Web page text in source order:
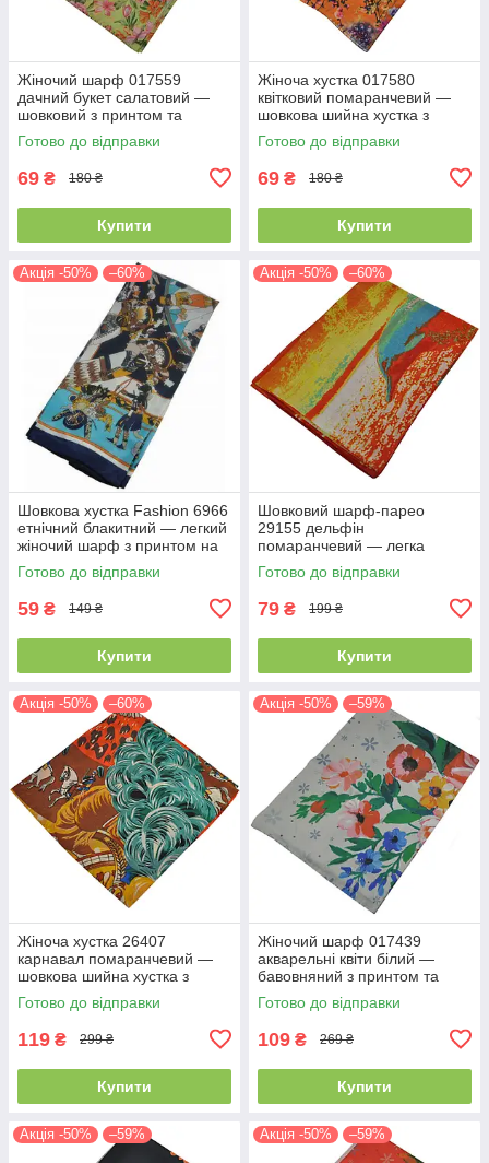
Жіночий шарф 017559
дачний букет салатовий —
шовковий з принтом та
китицями, на літо
Готово до відправки
69 ₴ 180 ₴
Купити
Жіноча хустка 017580
квітковий помаранчевий —
шовкова шийна хустка з
принтом, легка на весну-літо
Готово до відправки
69 ₴ 180 ₴
Купити
Акція -50% –60%
Шовкова хустка Fashion 6966
етнічний блакитний — легкий
жіночий шарф з принтом на
літо
Готово до відправки
59 ₴ 149 ₴
Купити
Акція -50% –60%
Шовковий шарф-парео
29155 дельфін
помаранчевий — легка
пляжна хустка з принтом на
літо
Готово до відправки
79 ₴ 199 ₴
Купити
Акція -50% –60%
Жіноча хустка 26407
карнавал помаранчевий —
шовкова шийна хустка з
принтом, легка на весну-літо
Готово до відправки
119 ₴ 299 ₴
Купити
Акція -50% –59%
Жіночий шарф 017439
акварельні квіти білий —
бавовняний з принтом та
китицями, на літо
Готово до відправки
109 ₴ 269 ₴
Купити
Акція -50% –59% Акція -50% –59%